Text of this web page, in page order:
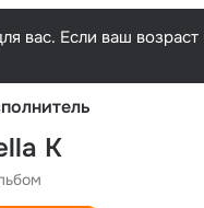
вас. Если ваш
K